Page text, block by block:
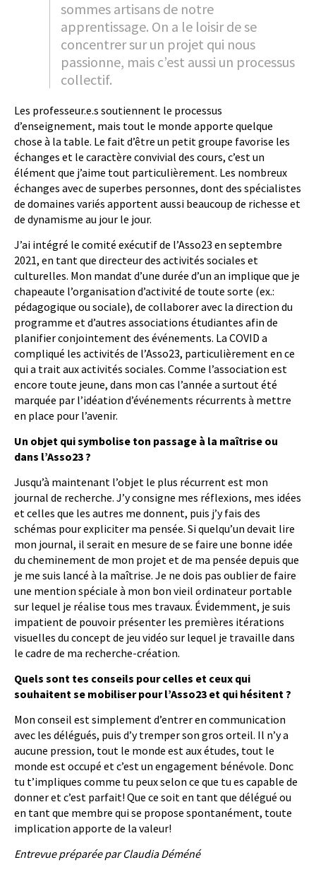
sommes artisans de notre
apprentissage. On a le loisir de se
concentrer sur un projet qui nous
passionne, mais c’est aussi un processus
collectif.
Les professeur.e.s soutiennent le processus
d’enseignement, mais tout le monde apporte quelque
chose à la table. Le fait d’être un petit groupe favorise les
échanges et le caractère convivial des cours, c’est un
élément que j’aime tout particulièrement. Les nombreux
échanges avec de superbes personnes, dont des spécialistes
de domaines variés apportent aussi beaucoup de richesse et
de dynamisme au jour le jour.
J’ai intégré le comité exécutif de l’Asso23 en septembre
2021, en tant que directeur des activités sociales et
culturelles. Mon mandat d’une durée d’un an implique que je
chapeaute l’organisation d’activité de toute sorte (ex.:
pédagogique ou sociale), de collaborer avec la direction du
programme et d’autres associations étudiantes afin de
planifier conjointement des événements. La COVID a
compliqué les activités de l’Asso23, particulièrement en ce
qui a trait aux activités sociales. Comme l’association est
encore toute jeune, dans mon cas l’année a surtout été
marquée par l’idéation d’événements récurrents à mettre
en place pour l’avenir.
Un objet qui symbolise ton passage à la maîtrise ou
dans l’Asso23 ?
Jusqu’à maintenant l’objet le plus récurrent est mon
journal de recherche. J’y consigne mes réflexions, mes idées
et celles que les autres me donnent, puis j’y fais des
schémas pour expliciter ma pensée. Si quelqu’un devait lire
mon journal, il serait en mesure de se faire une bonne idée
du cheminement de mon projet et de ma pensée depuis que
je me suis lancé à la maîtrise. Je ne dois pas oublier de faire
une mention spéciale à mon bon vieil ordinateur portable
sur lequel je réalise tous mes travaux. Évidemment, je suis
impatient de pouvoir présenter les premières itérations
visuelles du concept de jeu vidéo sur lequel je travaille dans
le cadre de ma recherche-création.
Quels sont tes conseils pour celles et ceux qui
souhaitent se mobiliser pour l’Asso23 et qui hésitent ?
Mon conseil est simplement d’entrer en communication
avec les délégués, puis d’y tremper son gros orteil. Il n’y a
aucune pression, tout le monde est aux études, tout le
monde est occupé et c’est un engagement bénévole. Donc
tu t’impliques comme tu peux selon ce que tu es capable de
donner et c’est parfait! Que ce soit en tant que délégué ou
en tant que membre qui se propose spontanément, toute
implication apporte de la valeur!
Entrevue préparée par Claudia Déméné